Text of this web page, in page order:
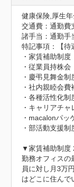
健康保険,厚生
交通費：通勤費
諸手当：通勤手
特記事項：【待
・家賃補助制度
・従業員持株会
・慶弔見舞金制
・社内親睦会費
・各種活性化
・キャリアチ
・macalonパッ
・部活動支援制
▼家賃補助制度
勤務オフィスの
員に対し月3万
はどこに住んで